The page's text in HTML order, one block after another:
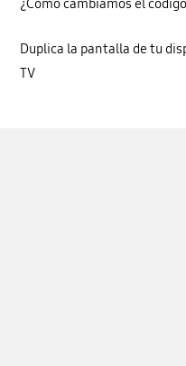
¿Cómo cambiamos el
Duplica la pantalla de tu
TV